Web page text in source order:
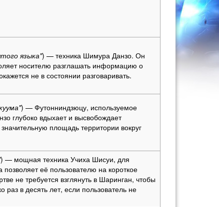
языка") — техника Шимура Данзо. Он
носителю разглашать информацию о
не в состоянии разговаривать.
) — Футонниндзюцу, используемое
глубоко вдыхает и высвобождает
площадь территории вокруг
) — мощная техника Учиха Шисуи, для
её пользователю на короткое
не требуется взглянуть в Шаринган, чтобы
раз в десять лет, если пользователь не